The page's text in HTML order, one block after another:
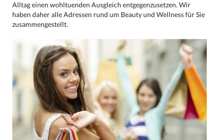
Alltag einen wohltuenden Ausgleich entgegenzusetzen. Wir
haben daher alle Adressen rund um Beauty und Wellness für Sie
zusammengestellt.